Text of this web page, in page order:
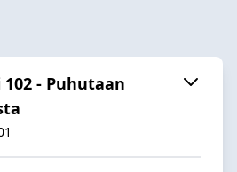
102 - Puhutaan